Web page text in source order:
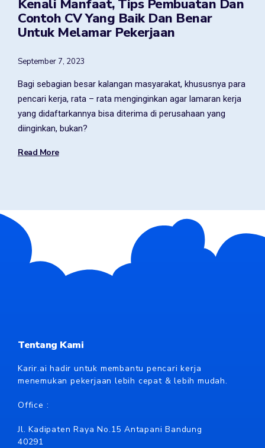
Kenali Manfaat, Tips Pembuatan Dan
Contoh CV Yang Baik Dan Benar
Untuk Melamar Pekerjaan
September 7, 2023
Bagi sebagian besar kalangan masyarakat, khususnya para
pencari kerja, rata – rata menginginkan agar lamaran kerja
yang didaftarkannya bisa diterima di perusahaan yang
diinginkan, bukan?
Read More
Tentang Kami
Karir.ai hadir untuk membantu pencari kerja
menemukan pekerjaan lebih cepat & lebih mudah.
Office :
Jl. Kadipaten Raya No.15 Antapani Bandung
40291